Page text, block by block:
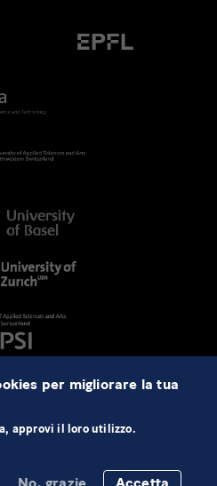
per migliorare la tua
approvi il loro utilizzo.